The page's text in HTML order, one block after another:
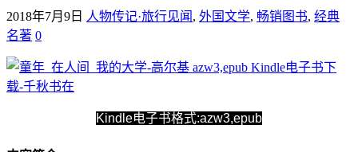
2018年7月9日 人物传记·旅行见闻 , 外国文学, 畅销图书, 经典
名著 0
Kindle电子书格式:azw3,epub